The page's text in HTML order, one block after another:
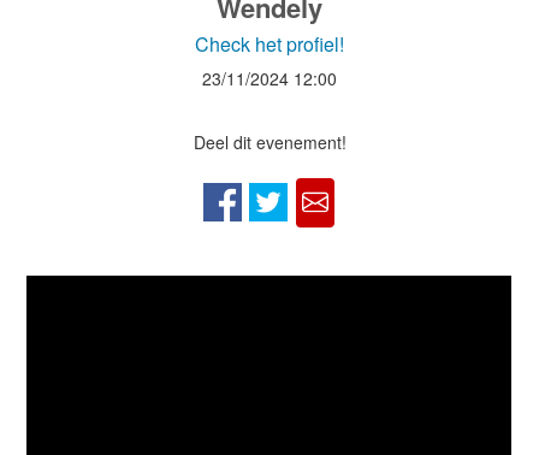
Check het profiel!
23/11/2024 12:00
Deel dit evenement!